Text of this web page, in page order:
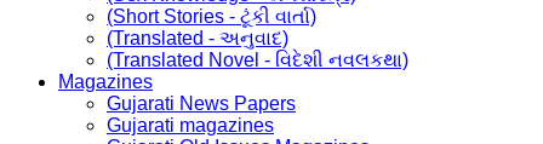
(Short Stories - ટૂંકી વાર્તા)
(Translated - અનુવાદ)
(Translated Novel - વિદેશી નવલકથા)
Magazines
Gujarati News Papers
Gujarati magazines